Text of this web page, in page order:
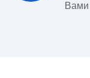
Вами